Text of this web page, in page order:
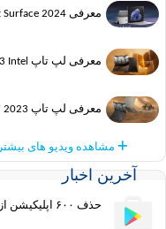
معرفی Microsoft Surface 2024
معرفی لپ تاپ ASUS FX707 2023 Intel
معرفی لپ تاپ ASUS FA617 2023
مشاهده ویدیو های بیشتر
آخرین اخبار
حذف ۶۰۰ اپلیکیشن از پلی استور گوگل